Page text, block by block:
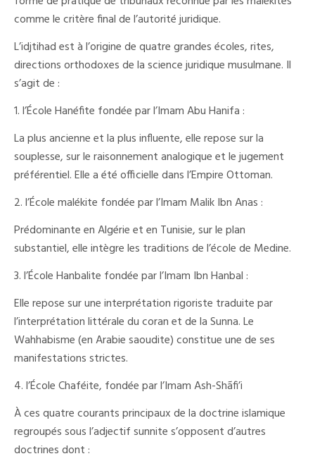
comme le critère final de l’autorité juridique.
L’idjtihad est à l’origine de quatre grandes écoles, rites,
directions orthodoxes de la science juridique musulmane. Il
s’agit de :
1. l’École Hanéfite fondée par l’Imam Abu Hanifa :
La plus ancienne et la plus influente, elle repose sur la
souplesse, sur le raisonnement analogique et le jugement
préférentiel. Elle a été officielle dans l’Empire Ottoman.
2. l’École malékite fondée par l’Imam Malik Ibn Anas :
Prédominante en Algérie et en Tunisie, sur le plan
substantiel, elle intègre les traditions de l’école de Medine.
3. l’École Hanbalite fondée par l’Imam Ibn Hanbal :
Elle repose sur une interprétation rigoriste traduite par
l’interprétation littérale du coran et de la Sunna. Le
Wahhabisme (en Arabie saoudite) constitue une de ses
manifestations strictes.
4. l’École Chaféite, fondée par l’Imam Ash-Shãfi’i
À ces quatre courants principaux de la doctrine islamique
regroupés sous l’adjectif sunnite s’opposent d’autres
doctrines dont :